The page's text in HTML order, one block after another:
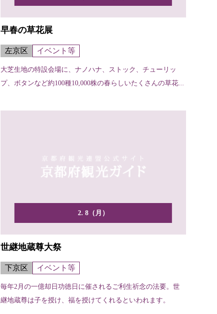
早春の草花展
左京区 イベント等
大芝生地の特設会場に、ナノハナ、ストック、チューリッ
プ、ボタンなど約100種10,000株の春らしいたくさんの草花...
2. 8（月）
世継地蔵尊大祭
下京区 イベント等
毎年2月の一億却日功徳日に催されるご利生祈念の法要。世
継地蔵尊は子を授け、福を授けてくれるといわれます。